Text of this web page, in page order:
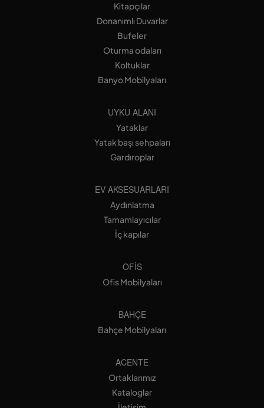
Kitapçılar
Donanımlı Duvarlar
Bufeler
Oturma odaları
Koltuklar
Banyo Mobilyaları
UYKU ALANI
Yataklar
Yatak başı sehpaları
Gardıroplar
EV AKSESUARLARI
Aydınlatma
Tamamlayıcılar
İç kapılar
OFIS
Ofis Mobilyaları
BAHÇE
Bahçe Mobilyaları
ACENTE
Ortaklarımız
Kataloglar